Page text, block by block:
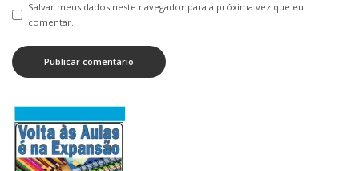
Salvar meus dados neste navegador para a próxima vez que eu
comentar.